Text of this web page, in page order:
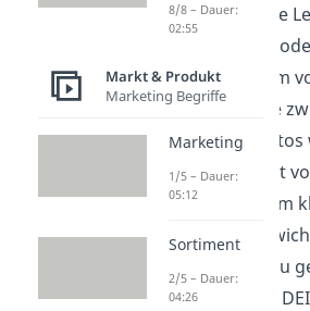
Produkten, wie
Smartphones
dieses Problem
beispielsweise
Vielzahl an
Angebot reicht
elegant bis zum
Darum ist es
einen Grund zu
ausgerechnet
8/8 – Dauer:
02:55
Markt & Produkt
Marketing Begriffe
Marketing
1/5 – Dauer:
05:12
Sortiment
2/5 – Dauer:
04:26